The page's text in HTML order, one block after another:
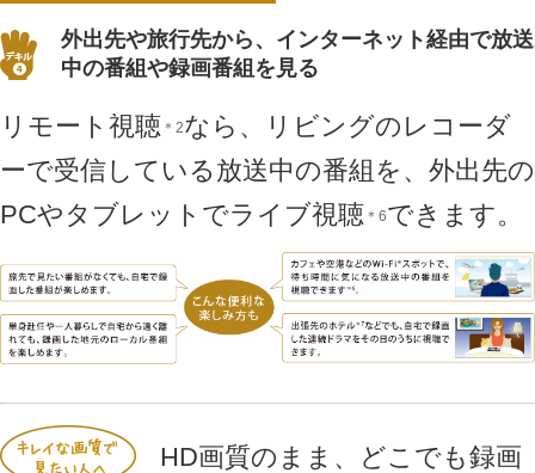
外出先や旅行先から、インターネット経由で放送
中の番組や録画番組を見る
リモート視聴 ＊2なら、リビングのレコーダ
ーで受信している放送中の番組を、外出先の
PCやタブレットでライブ視聴 ＊6できます。
HD画質のまま、どこでも録画